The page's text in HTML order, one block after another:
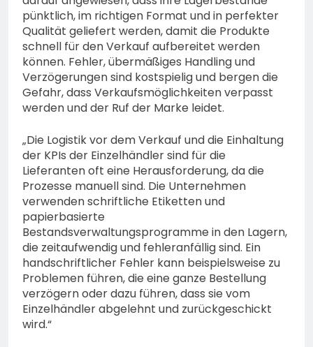
pünktlich, im richtigen Format und in perfekter
Qualität geliefert werden, damit die Produkte
schnell für den Verkauf aufbereitet werden
können. Fehler, übermäßiges Handling und
Verzögerungen sind kostspielig und bergen die
Gefahr, dass Verkaufsmöglichkeiten verpasst
werden und der Ruf der Marke leidet.
„Die Logistik vor dem Verkauf und die Einhaltung
der KPIs der Einzelhändler sind für die
Lieferanten oft eine Herausforderung, da die
Prozesse manuell sind. Die Unternehmen
verwenden schriftliche Etiketten und
papierbasierte
Bestandsverwaltungsprogramme in den Lagern,
die zeitaufwendig und fehleranfällig sind. Ein
handschriftlicher Fehler kann beispielsweise zu
Problemen führen, die eine ganze Bestellung
verzögern oder dazu führen, dass sie vom
Einzelhändler abgelehnt und zurückgeschickt
wird.“